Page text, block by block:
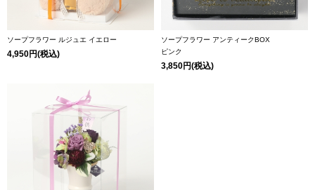
ソープフラワー ルジュエ イエロー
4,950円(税込)
ソープフラワー アンティークBOX
ピンク
3,850円(税込)